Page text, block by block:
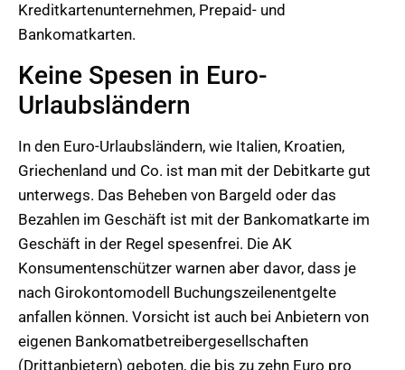
Kreditkartenunternehmen, Prepaid- und
Bankomatkarten.
Keine Spesen in Euro-
Urlaubsländern
In den Euro-Urlaubsländern, wie Italien, Kroatien,
Griechenland und Co. ist man mit der Debitkarte gut
unterwegs. Das Beheben von Bargeld oder das
Bezahlen im Geschäft ist mit der Bankomatkarte im
Geschäft in der Regel spesenfrei. Die AK
Konsumentenschützer warnen aber davor, dass je
nach Girokontomodell Buchungszeilenentgelte
anfallen können. Vorsicht ist auch bei Anbietern von
eigenen Bankomatbetreibergesellschaften
(Drittanbietern) geboten, die bis zu zehn Euro pro